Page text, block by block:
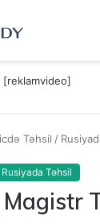
[reklamvideo]
Təhsil /
Rusiyada Təhsil